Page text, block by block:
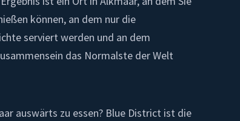
können, an dem nur die
serviert werden und an dem
das Normalste der Welt
auswärts zu essen? Blue District ist die